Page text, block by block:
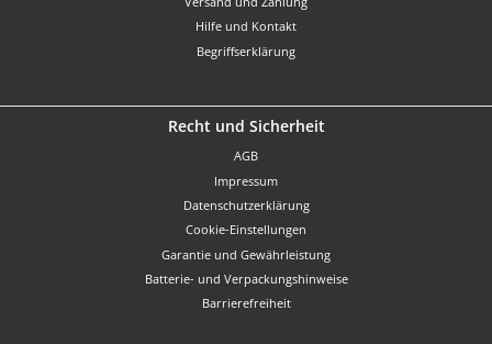
Hilfe und Kontakt
Begriffserklärung
Recht und Sicherheit
AGB
Impressum
Datenschutzerklärung
Cookie-Einstellungen
Garantie und Gewährleistung
Batterie- und Verpackungshinweise
Barrierefreiheit